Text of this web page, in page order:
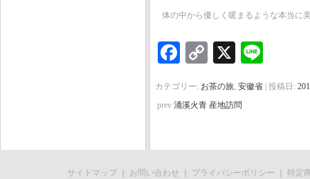
体の中から優しく暖まるような本当に
Facebook
Copy
X
カテゴリー: お茶の旅, 安徽省 | 投稿日:
prev 涌溪火青 産地訪問
サイトマップ お問い合わせ プライバシーポリシー
特定